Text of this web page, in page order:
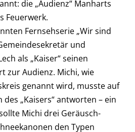
die „Audienz“ Manharts
Feuerwerk.
Fernsehserie „Wir sind
und
als „Kaiser“ seinen
zur Audienz. Michi, wie
genannt wird, musste auf
„Kaisers“ antworten – ein
Michi drei Geräusch-
den Typen